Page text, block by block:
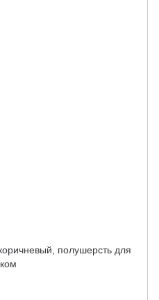
полушерсть для